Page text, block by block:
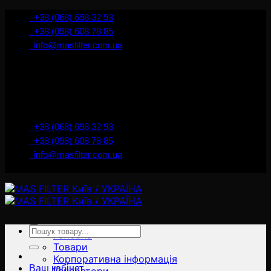
İçeriğe+38 (068) 698 32 93
+38 (098) 608 78 85
info@masfilter.com.ua
+38 (068) 698 32 93
+38 (098) 608 78 85
info@masfilter.com.ua
Головна
Товари
Корпоративна інформація
Ara:
Ваш кабінет